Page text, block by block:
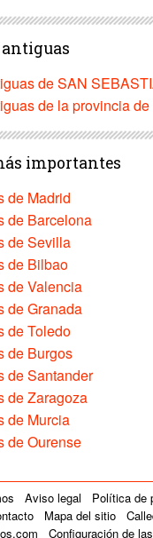
de SAN
de la provincia
importantes
de Madrid
de Barcelona
de Sevilla
de Bilbao
de Valencia
de Granada
de Toledo
de Burgos
de Santander
de Zaragoza
de Murcia
de Ourense
Aviso legal
Política de
Mapa del sitio
Configuración de